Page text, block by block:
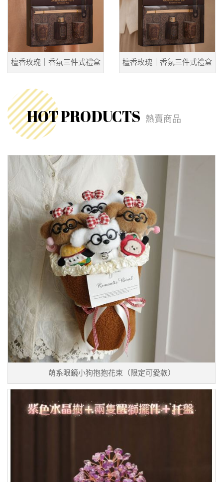
檀香玫瑰｜香氛三件式禮盒 檀香玫瑰｜香氛三件式禮盒
HOT PRODUCTS 熱賣商品
萌系眼鏡小狗抱抱花束（限定可愛款）